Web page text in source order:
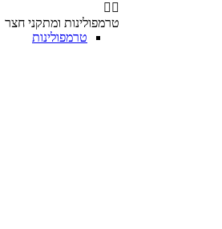
 
טרמפולינות ומתקני חצר
טרמפולינות